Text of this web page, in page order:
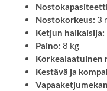
Nostokorkeus: 3
Ketjun halkaisija:
Paino: 8 kg
Kestävä ja